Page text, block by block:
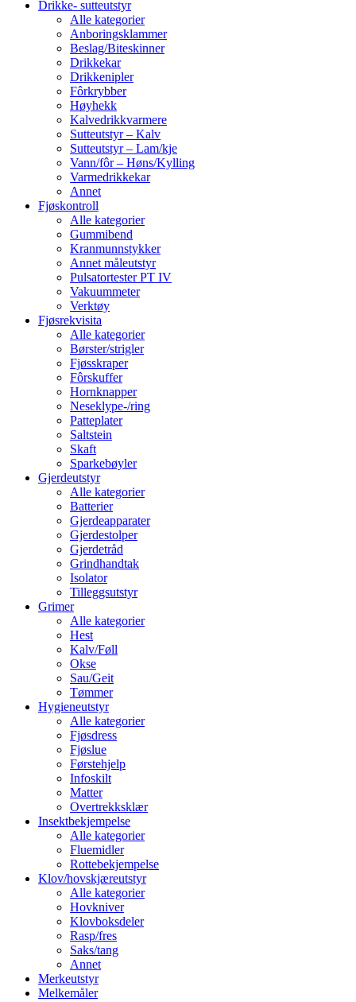
Drikke- sutteutstyr
Alle kategorier
Anboringsklammer
Beslag/Biteskinner
Drikkekar
Drikkenipler
Fôrkrybber
Høyhekk
Kalvedrikkvarmere
Sutteutstyr – Kalv
Sutteutstyr – Lam/kje
Vann/fôr – Høns/Kylling
Varmedrikkekar
Annet
Fjøskontroll
Alle kategorier
Gummibend
Kranmunnstykker
Annet måleutstyr
Pulsatortester PT IV
Vakuummeter
Verktøy
Fjøsrekvisita
Alle kategorier
Børster/strigler
Fjøsskraper
Fôrskuffer
Hornknapper
Neseklype-/ring
Patteplater
Saltstein
Skaft
Sparkebøyler
Gjerdeutstyr
Alle kategorier
Batterier
Gjerdeapparater
Gjerdestolper
Gjerdetråd
Grindhandtak
Isolator
Tilleggsutstyr
Grimer
Alle kategorier
Hest
Kalv/Føll
Okse
Sau/Geit
Tømmer
Hygieneutstyr
Alle kategorier
Fjøsdress
Fjøslue
Førstehjelp
Infoskilt
Matter
Overtrekksklær
Insektbekjempelse
Alle kategorier
Fluemidler
Rottebekjempelse
Klov/hovskjæreutstyr
Alle kategorier
Hovkniver
Klovboksdeler
Rasp/fres
Saks/tang
Annet
Merkeutstyr
Melkemåler